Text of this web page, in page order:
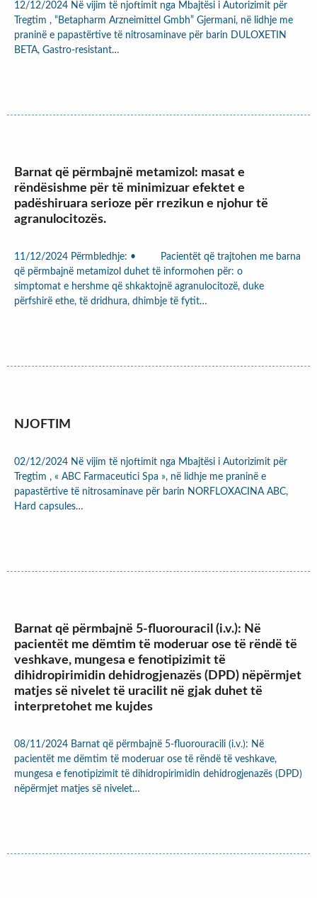
12/12/2024 Në vijim të njoftimit nga Mbajtësi i Autorizimit për
Tregtim , “Betapharm Arzneimittel Gmbh” Gjermani, në lidhje me
praninë e papastërtive të nitrosaminave për barin DULOXETIN
BETA, Gastro-resistant…
Barnat që përmbajnë metamizol: masat e
rëndësishme për të minimizuar efektet e
padëshiruara serioze për rrezikun e njohur të
agranulocitozës.
11/12/2024 Përmbledhje: • Pacientët që trajtohen me barna
që përmbajnë metamizol duhet të informohen për: o
simptomat e hershme që shkaktojnë agranulocitozë, duke
përfshirë ethe, të dridhura, dhimbje të fytit…
NJOFTIM
02/12/2024 Në vijim të njoftimit nga Mbajtësi i Autorizimit për
Tregtim , « ABC Farmaceutici Spa », në lidhje me praninë e
papastërtive të nitrosaminave për barin NORFLOXACINA ABC,
Hard capsules…
Barnat që përmbajnë 5-fluorouracil (i.v.): Në
pacientët me dëmtim të moderuar ose të rëndë të
veshkave, mungesa e fenotipizimit të
dihidropirimidin dehidrogjenazës (DPD) nëpërmjet
matjes së nivelet të uracilit në gjak duhet të
interpretohet me kujdes
08/11/2024 Barnat që përmbajnë 5-fluorouracili (i.v.): Në
pacientët me dëmtim të moderuar ose të rëndë të veshkave,
mungesa e fenotipizimit të dihidropirimidin dehidrogjenazës (DPD)
nëpërmjet matjes së nivelet…